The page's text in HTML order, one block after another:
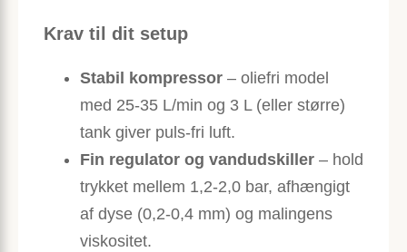
Krav til dit setup
Stabil kompressor – oliefri model
med 25-35 L/min og 3 L (eller større)
tank giver puls-fri luft.
Fin regulator og vandudskiller – hold
trykket mellem 1,2-2,0 bar, afhængigt
af dyse (0,2-0,4 mm) og malingens
viskositet.